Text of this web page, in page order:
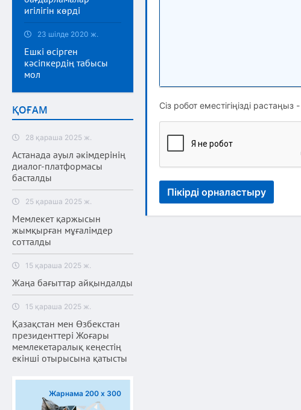
игілігін көрді
23 шілде 2020 ж.
Ешкі өсірген
кәсіпкердің табысы
мол
ҚОҒАМ
28 қараша 2025 ж.
Астанада ауыл әкімдерінің
диалог-платформасы
басталды
25 қараша 2025 ж.
Мемлекет қаржысын
жымқырған мұғалімдер
сотталды
15 қараша 2025 ж.
Жаңа бағыттар айқындалды
15 қараша 2025 ж.
Қазақстан мен Өзбекстан
президенттері Жоғары
мемлекетаралық кеңестің
екінші отырысына қатысты
Жарнама 200 х 300
Сіз робот еместігіңізді растаңыз
Пікірді орналастыру